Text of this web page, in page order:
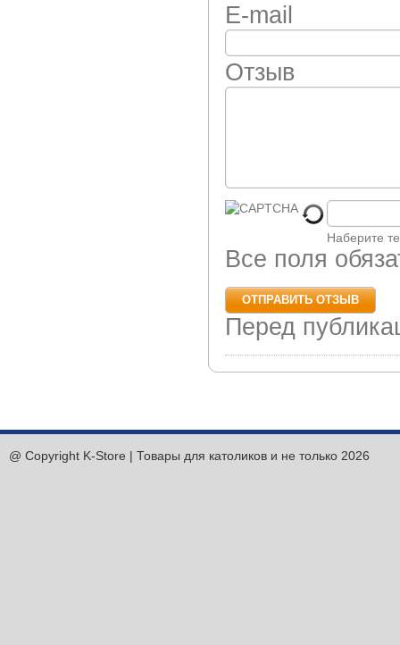
E-mail
Отзыв
Наберите
Все поля
Перед
@ Copyright K-Store | Товары для католиков и не только 2026